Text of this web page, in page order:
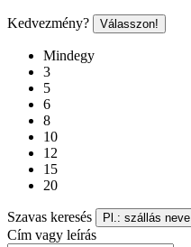
Kedvezmény? Válasszon!
Mindegy
3
5
6
8
10
12
15
20
Szavas keresés Pl.: szállás neve
Cím vagy leírás